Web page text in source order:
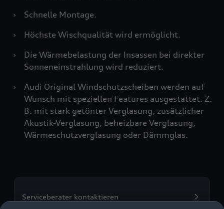
›
Schnelle Montage.
›
Höchste Wischqualität wird ermöglicht.
›
Die Wärmebelastung der Insassen bei direkter
Sonneneinstrahlung wird reduziert.
›
Audi Original Windschutzscheiben werden auf
Wunsch mit speziellen Features ausgestattet. Z.
B. mit stark getönter Verglasung, zusätzlicher
Akustik-Verglasung, beheizbare Verglasung,
Wärmeschutzverglasung oder Dämmglas.
Serviceberater kontaktieren